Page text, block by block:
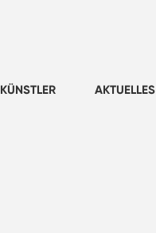
KÜNSTLER AKTUELLES